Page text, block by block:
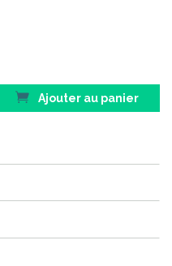
Ajouter au panier